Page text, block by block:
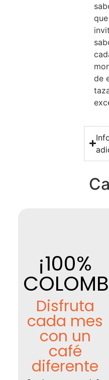
de
¡100%
Disfruta
cada mes
con un
café
diferente